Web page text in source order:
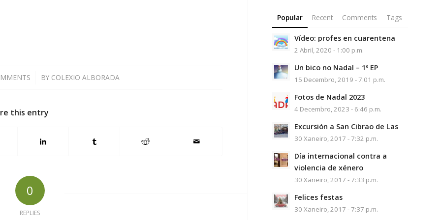
/ BY COLEXIO ALBORADA
this entry
0
REPLIES
Popular Recent Comments Tags
Vídeo: profes en cuarentena
2 Abril, 2020 - 1:00 p.m.
Un bico no Nadal – 1º EP
15 Decembro, 2019 - 7:01 p.m.
Fotos de Nadal 2023
4 Decembro, 2023 - 6:46 p.m.
Excursión a San Cibrao de Las
30 Xaneiro, 2017 - 7:32 p.m.
Día internacional contra a
violencia de xénero
30 Xaneiro, 2017 - 7:33 p.m.
Felices festas
30 Xaneiro, 2017 - 7:37 p.m.